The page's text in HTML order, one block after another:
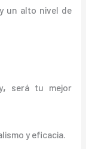
un alto nivel de
, será tu mejor
y eficacia.